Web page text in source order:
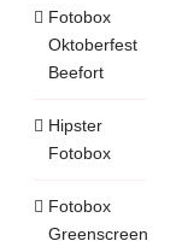
Fotobox
Oktoberfest
Beefort
Hipster
Fotobox
Fotobox
Greenscreen